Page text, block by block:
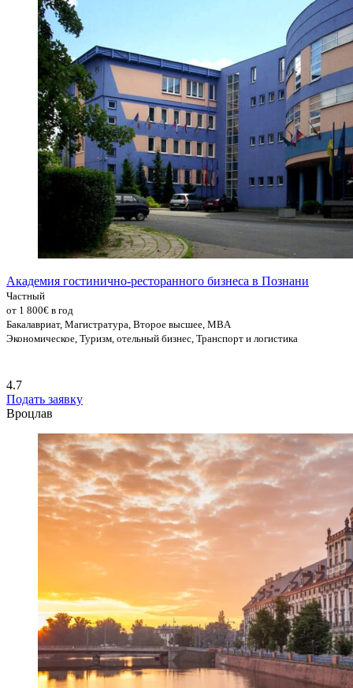
Академия гостинично-ресторанного бизнеса в Познани
Частный
от 1 800€ в год
Бакалавриат, Магистратура, Второе высшее, MBA
Экономическое, Туризм, отельный бизнес, Транспорт и логистика
4.7
Подать заявку
Вроцлав